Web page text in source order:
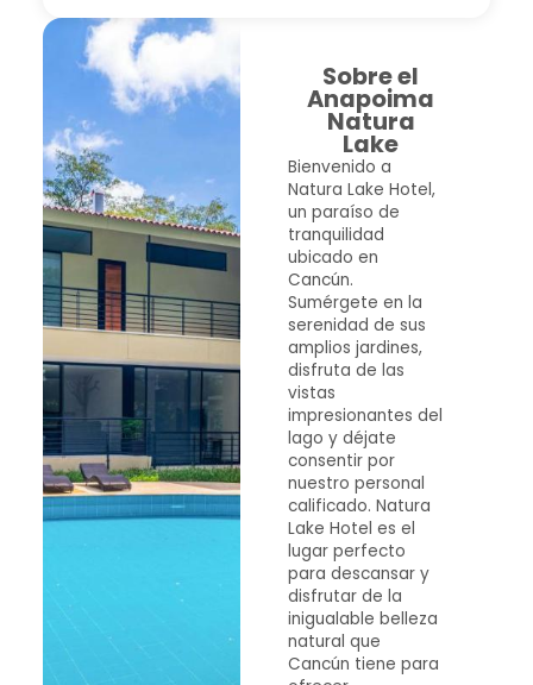
Sobre el
Anapoima
Natura
Lake
Bienvenido a
Natura Lake Hotel,
un paraíso de
tranquilidad
ubicado en
Cancún.
Sumérgete en la
serenidad de sus
amplios jardines,
disfruta de las
vistas
impresionantes del
lago y déjate
consentir por
nuestro personal
calificado. Natura
Lake Hotel es el
lugar perfecto
para descansar y
disfrutar de la
inigualable belleza
natural que
Cancún tiene para